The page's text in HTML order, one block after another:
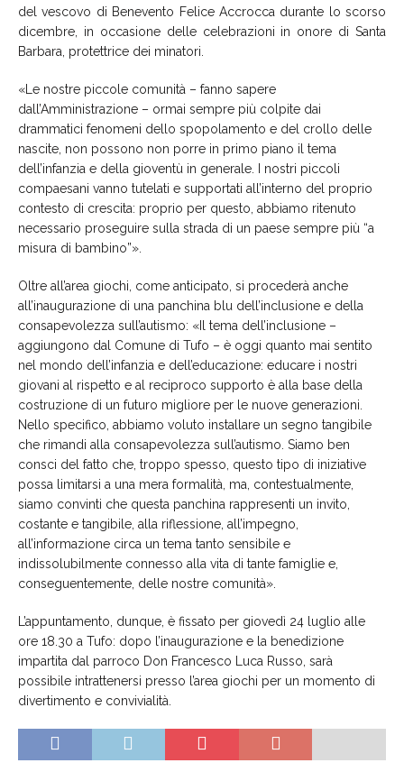
del vescovo di Benevento Felice Accrocca durante lo scorso
dicembre, in occasione delle celebrazioni in onore di Santa
Barbara, protettrice dei minatori.
«Le nostre piccole comunità – fanno sapere
dall’Amministrazione – ormai sempre più colpite dai
drammatici fenomeni dello spopolamento e del crollo delle
nascite, non possono non porre in primo piano il tema
dell’infanzia e della gioventù in generale. I nostri piccoli
compaesani vanno tutelati e supportati all’interno del proprio
contesto di crescita: proprio per questo, abbiamo ritenuto
necessario proseguire sulla strada di un paese sempre più “a
misura di bambino”».
Oltre all’area giochi, come anticipato, si procederà anche
all’inaugurazione di una panchina blu dell’inclusione e della
consapevolezza sull’autismo: «Il tema dell’inclusione –
aggiungono dal Comune di Tufo – è oggi quanto mai sentito
nel mondo dell’infanzia e dell’educazione: educare i nostri
giovani al rispetto e al reciproco supporto è alla base della
costruzione di un futuro migliore per le nuove generazioni.
Nello specifico, abbiamo voluto installare un segno tangibile
che rimandi alla consapevolezza sull’autismo. Siamo ben
consci del fatto che, troppo spesso, questo tipo di iniziative
possa limitarsi a una mera formalità, ma, contestualmente,
siamo convinti che questa panchina rappresenti un invito,
costante e tangibile, alla riflessione, all’impegno,
all’informazione circa un tema tanto sensibile e
indissolubilmente connesso alla vita di tante famiglie e,
conseguentemente, delle nostre comunità».
L’appuntamento, dunque, è fissato per giovedì 24 luglio alle
ore 18.30 a Tufo: dopo l’inaugurazione e la benedizione
impartita dal parroco Don Francesco Luca Russo, sarà
possibile intrattenersi presso l’area giochi per un momento di
divertimento e convivialità.